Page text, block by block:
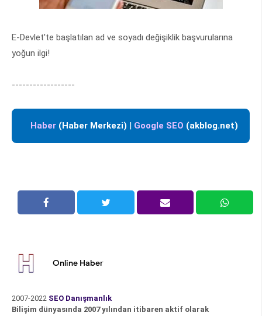
E-Devlet'te başlatılan ad ve soyadı değişiklik başvurularına
yoğun ilgi!
------------------
Haber (Haber Merkezi) Google SEO (akblog.net)
Online Haber
2007-2022 SEO Danışmanlık
Bilişim dünyasında 2007 yılından itibaren aktif olarak